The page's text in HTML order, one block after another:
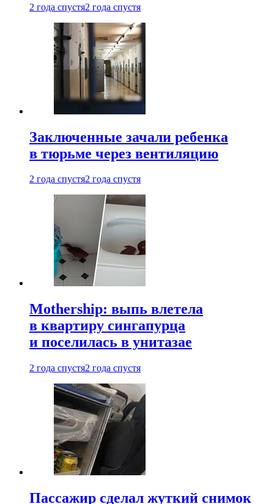
2 года спустя2 года спустя
Заключенные зачали ребенка
в тюрьме через вентиляцию
2 года спустя2 года спустя
Mothership: выпь влетела
в квартиру сингапурца
и поселилась в унитазае
2 года спустя2 года спустя
Пассажир сделал жуткий снимок